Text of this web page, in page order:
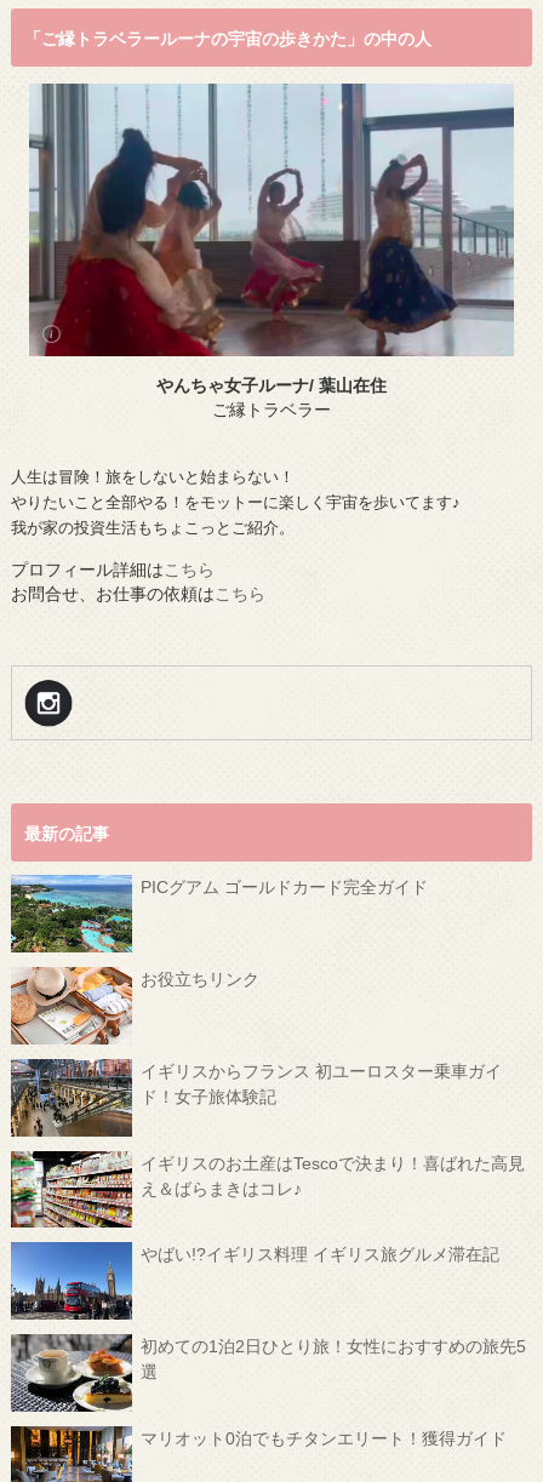
「ご縁トラベラールーナの宇宙の歩きかた」の中の人
やんちゃ女子ルーナ/ 葉山在住
ご縁トラベラー
人生は冒険！旅をしないと始まらない！
やりたいこと全部やる！をモットーに楽しく宇宙を歩いてます♪
我が家の投資生活もちょこっとご紹介。
プロフィール詳細はこちら
お問合せ、お仕事の依頼はこちら
最新の記事
PICグアム ゴールドカード完全ガイド
お役立ちリンク
イギリスからフランス 初ユーロスター乗車ガイ
ド！女子旅体験記
イギリスのお土産はTescoで決まり！喜ばれた高見
え＆ばらまきはコレ♪
やばい!?イギリス料理 イギリス旅グルメ滞在記
初めての1泊2日ひとり旅！女性におすすめの旅先5
選
マリオット0泊でもチタンエリート！獲得ガイド